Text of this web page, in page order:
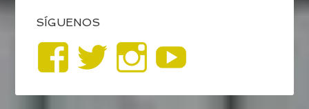
SÍGUENOS
Ver
perfil
Ver
perfil
Ver
perfil